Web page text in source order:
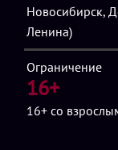
кошмаров, где
вот только во
кошмаров наяву
Фредди?
бесстрашных
Новосибирск,
Ленина)
Ограничение
16+
16+ со